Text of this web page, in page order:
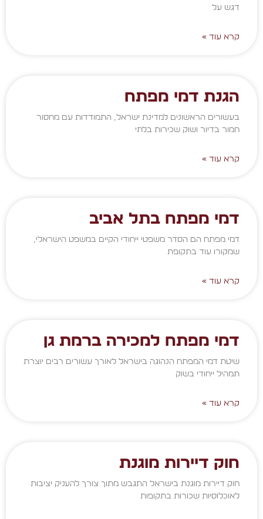
דגש על
קרא עוד »
הגנת דמי מפתח
בעשורים הראשונים למדינת ישראל, התמודדות עם מחסור
חמור בדיור ושוק שכירות בלתי
קרא עוד »
דמי מפתח בתל אביב
דמי מפתח הם הסדר משפטי ייחודי הקיים במשפט הישראלי,
שמקורו עוד בתקופת
קרא עוד »
דמי מפתח למכירה ברמת גן
שיטת דמי המפתח הנהוגה בישראל לאורך עשורים רבים יוצרת
תמהיל ייחודי בשוק
קרא עוד »
חוק דיירות מוגנת
חוק דיירות מוגנת בישראל התגבש מתוך צורך להעניק יציבות
לאוכלוסיות שכורות בתקופות